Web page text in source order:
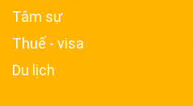
Tâm sự
Thuế - visa
Du lịch